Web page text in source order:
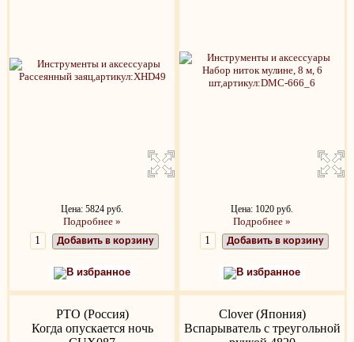
Цена: 5824 руб.
Подробнее »
Добавить в корзину
В избранное
Цена: 1020 руб.
Подробнее »
Добавить в корзину
В избранное
РТО (Россия)
Когда опускается ночь
Clover (Япония)
Вспарыватель с треугольной